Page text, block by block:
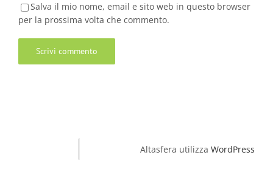
Salva il mio nome, email e sito web in questo browser
per la prossima volta che commento.
Altasfera utilizza WordPress